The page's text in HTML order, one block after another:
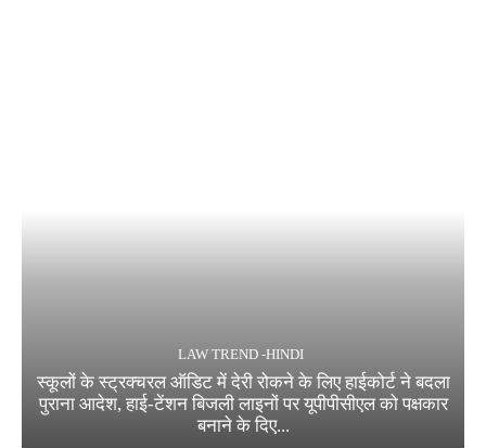
LAW TREND -HINDI
स्कूलों के स्ट्रक्चरल ऑडिट में देरी रोकने के लिए हाईकोर्ट ने बदला
पुराना आदेश, हाई-टेंशन बिजली लाइनों पर यूपीपीसीएल को पक्षकार
बनाने के दिए...